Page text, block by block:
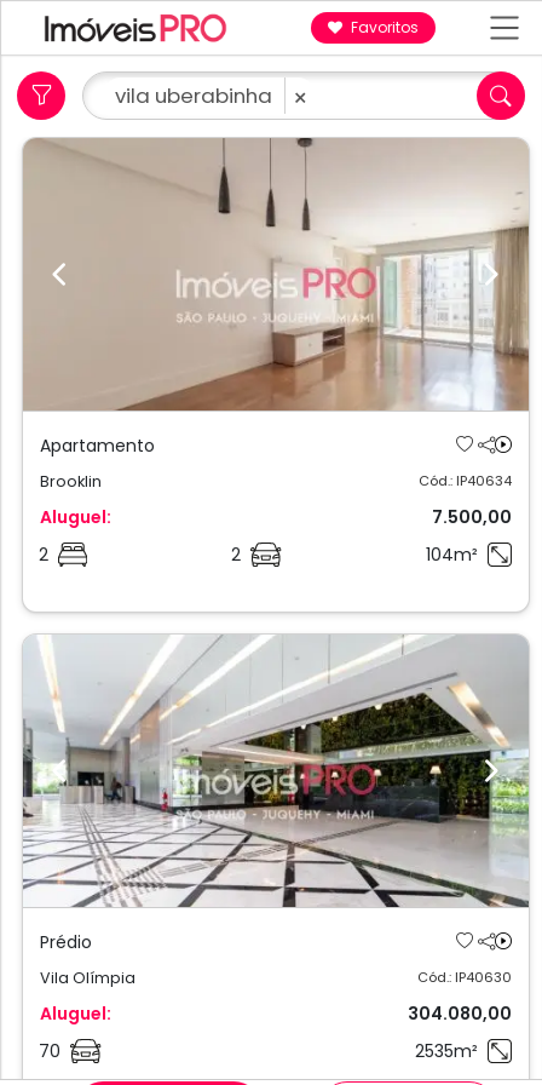
Favoritos
vila uberabinha ×
Previous Next
Apartamento
Brooklin Cód.: IP40634
Aluguel:
7.500,00
2
2 104m²
Previous Next
Prédio
Vila Olímpia Cód.: IP40630
Aluguel:
304.080,00
70
2535m²